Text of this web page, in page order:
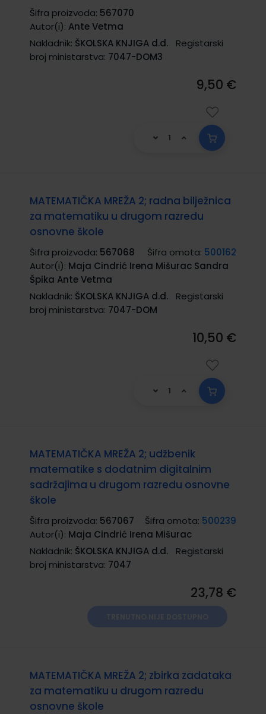
Šifra proizvoda: 567070
Autor(i): Ante Vetma
Nakladnik: ŠKOLSKA KNJIGA d.d.
Registarski
broj ministarstva: 7047-DOM3
9,50 €
MATEMATIČKA MREŽA 2; radna bilježnica
za matematiku u drugom razredu
osnovne škole
Šifra proizvoda: 567068 Šifra omota: 500162
Autor(i): Maja Cindrić Irena Mišurac Sandra
Špika Ante Vetma
Nakladnik: ŠKOLSKA KNJIGA d.d.
Registarski
broj ministarstva: 7047-DOM
10,50 €
MATEMATIČKA MREŽA 2; udžbenik
matematike s dodatnim digitalnim
sadržajima u drugom razredu osnovne
škole
Šifra proizvoda: 567067 Šifra omota: 500239
Autor(i): Maja Cindrić Irena Mišurac
Nakladnik: ŠKOLSKA KNJIGA d.d.
Registarski
broj ministarstva: 7047
23,78 €
MATEMATIČKA MREŽA 2; zbirka zadataka
za matematiku u drugom razredu
osnovne škole